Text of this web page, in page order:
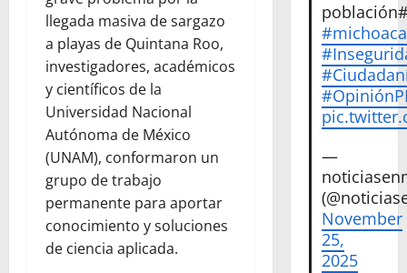
llegada masiva de sargazo
a playas de Quintana Roo,
investigadores, académicos
y científicos de la
Universidad Nacional
Autónoma de México
(UNAM), conformaron un
grupo de trabajo
permanente para aportar
conocimiento y soluciones
de ciencia aplicada.
—
November
25,
2025